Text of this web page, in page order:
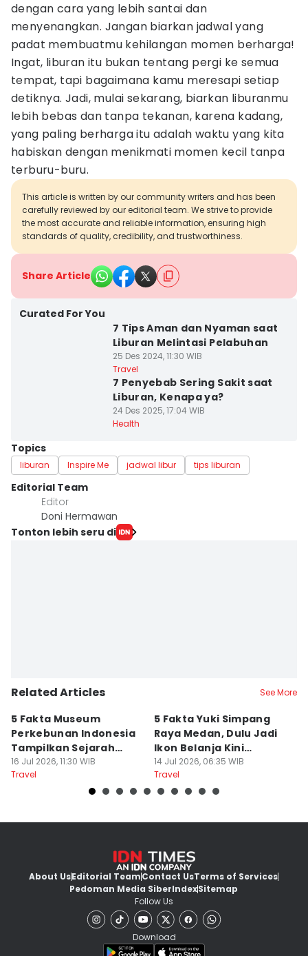
dengan cara yang lebih santai dan
menyenangkan. Jangan biarkan jadwal yang
padat membuatmu kehilangan momen berharga!
Ingat, liburan itu bukan tentang pergi ke semua
tempat, tapi bagaimana kamu meresapi setiap
detiknya. Jadi, mulai sekarang, biarkan liburanmu
lebih bebas dan tanpa tekanan, karena kadang,
yang paling berharga itu adalah waktu yang kita
habiskan dengan menikmati momen kecil tanpa
terburu-buru.
This article is written by our community writers and has been
carefully reviewed by our editorial team. We strive to provide
the most accurate and reliable information, ensuring high
standards of quality, credibility, and trustworthiness.
Share Article
Curated For You
7 Tips Aman dan Nyaman saat
Liburan Melintasi Pelabuhan
25 Des 2024, 11:30 WIB
Travel
7 Penyebab Sering Sakit saat
Liburan, Kenapa ya?
24 Des 2025, 17:04 WIB
Health
Topics
liburan Inspire Me jadwal libur tips liburan
Editorial Team
Editor
Doni Hermawan
Tonton lebih seru di
Related Articles See More
5 Fakta Museum
Perkebunan Indonesia
Tampilkan Sejarah
Tanah Deli
16 Jul 2026, 11:30 WIB
Travel
5 Fakta Yuki Simpang
Raya Medan, Dulu Jadi
Ikon Belanja Kini
Ditinggalkan
14 Jul 2026, 06:35 WIB
Travel
About UsEditorial TeamContact UsTerms of Services
Pedoman Media SiberIndexSitemap
Follow Us
Download